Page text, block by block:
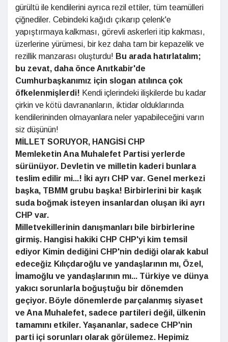
gürültü ile kendilerini ayrıca rezil ettiler, tüm teamülleri
çiğnediler. Cebindeki kağıdı çıkarıp çelenk'e
yapıştırmaya kalkması, görevli askerleri itip kakması,
üzerlerine yürümesi, bir kez daha tam bir kepazelik ve
rezillik manzarası oluşturdu! Bu arada hatırlatalım;
bu zevat, daha önce Anıtkabir'de
Cumhurbaşkanımız için slogan atılınca çok
öfkelenmişlerdi! Kendi içlerindeki ilişkilerde bu kadar
çirkin ve kötü davrananların, iktidar olduklarında
kendilerininden olmayanlara neler yapabileceğini varın
siz düşünün!
MİLLET SORUYOR, HANGİSİ CHP
Memleketin Ana Muhalefet Partisi yerlerde
sürünüyor. Devletin ve milletin kaderi bunlara
teslim edilir mi...! İki ayrı CHP var. Genel merkezi
başka, TBMM grubu başka! Birbirlerini bir kaşık
suda boğmak isteyen insanlardan oluşan iki ayrı
CHP var.
Milletvekillerinin danışmanları bile birbirlerine
girmiş. Hangisi hakiki CHP CHP'yi kim temsil
ediyor Kimin dediğini CHP'nin dediği olarak kabul
edeceğiz Kılıçdaroğlu ve yandaşlarının mı, Özel,
İmamoğlu ve yandaşlarının mı... Türkiye ve dünya
yakıcı sorunlarla boğuştuğu bir dönemden
geçiyor. Böyle dönemlerde parçalanmış siyaset
ve Ana Muhalefet, sadece partileri değil, ülkenin
tamamını etkiler. Yaşananlar, sadece CHP'nin
parti içi sorunları olarak görülemez. Hepimiz